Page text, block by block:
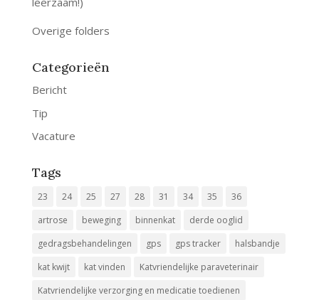
Overige folders
Categorieën
Bericht
Tip
Vacature
Tags
23 24 25 27 28 31 34 35
36
artrose
beweging binnenkat
derde ooglid
gedragsbehandelingen
gps gps tracker
halsbandje
kat kwijt
kat vinden
Katvriendelijke paraveterinair
Katvriendelijke verzorging en medicatie toedienen